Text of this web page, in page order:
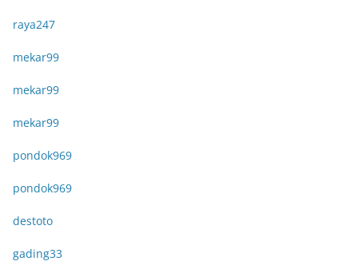
raya247
mekar99
mekar99
mekar99
pondok969
pondok969
destoto
gading33